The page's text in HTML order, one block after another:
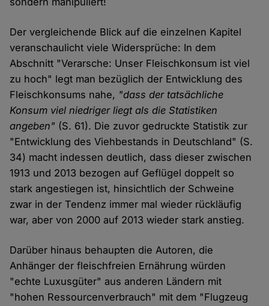
Der vergleichende Blick auf die einzelnen Kapitel
veranschaulicht viele Widersprüche: In dem
Abschnitt "Verarsche: Unser Fleischkonsum ist viel
zu hoch" legt man bezüglich der Entwicklung des
Fleischkonsums nahe, "dass der tatsächliche
Konsum viel niedriger liegt als die Statistiken
angeben" (S. 61). Die zuvor gedruckte Statistik zur
"Entwicklung des Viehbestands in Deutschland" (S.
34) macht indessen deutlich, dass dieser zwischen
1913 und 2013 bezogen auf Geflügel doppelt so
stark angestiegen ist, hinsichtlich der Schweine
zwar in der Tendenz immer mal wieder rückläufig
war, aber von 2000 auf 2013 wieder stark anstieg.
Darüber hinaus behaupten die Autoren, die
Anhänger der fleischfreien Ernährung würden
"echte Luxusgüter" aus anderen Ländern mit
"hohen Ressourcenverbrauch" mit dem "Flugzeug